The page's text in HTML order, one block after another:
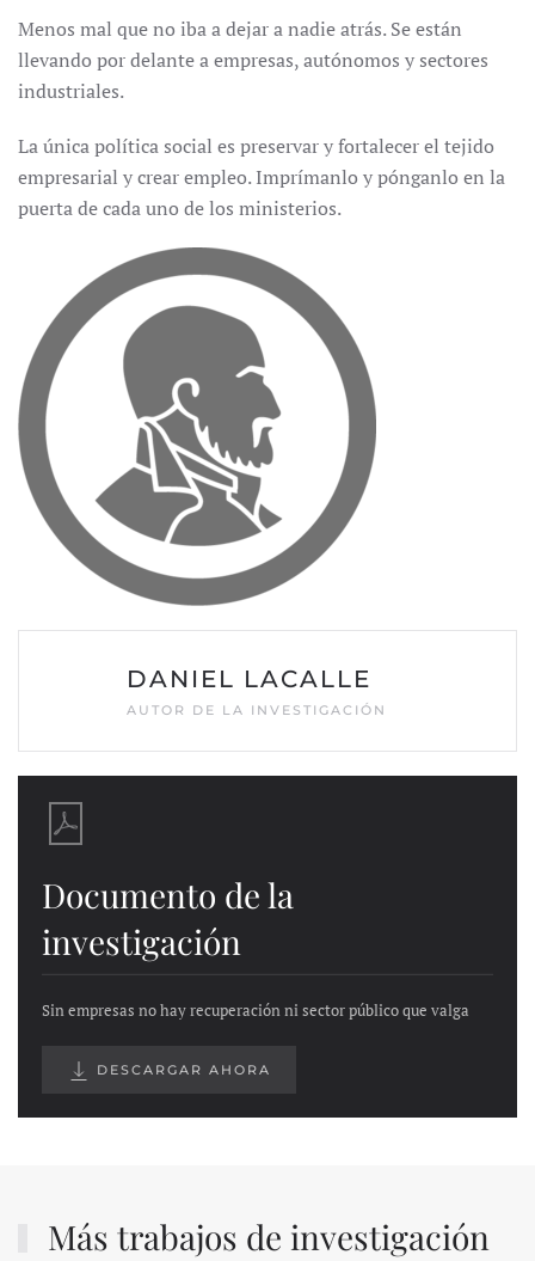
Menos mal que no iba a dejar a nadie atrás. Se están
llevando por delante a empresas, autónomos y sectores
industriales.
La única política social es preservar y fortalecer el tejido
empresarial y crear empleo. Imprímanlo y pónganlo en la
puerta de cada uno de los ministerios.
DANIEL LACALLE
AUTOR DE LA INVESTIGACIÓN
Documento de la
investigación
Sin empresas no hay recuperación ni sector público que valga
DESCARGAR AHORA
Más trabajos de investigación